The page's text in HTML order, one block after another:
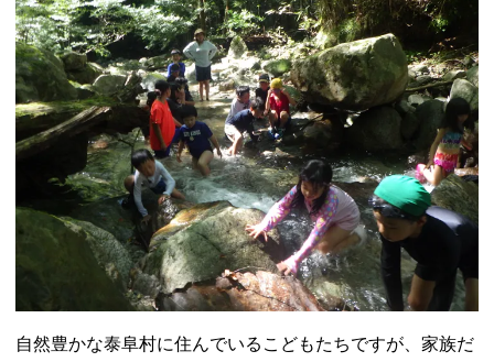
自然豊かな泰阜村に住んでいるこどもたちですが、家族だ